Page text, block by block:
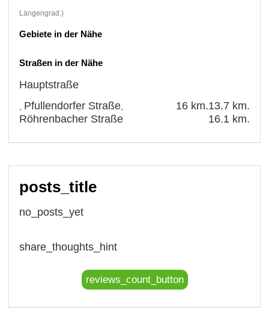
Längengrad.)
Gebiete in der Nähe
Straßen in der Nähe
Hauptstraße
13.7 km.
Pfullendorfer Straße 16 km.
Röhrenbacher Straße 16.1 km.
posts_title
no_posts_yet
share_thoughts_hint
reviews_count_button